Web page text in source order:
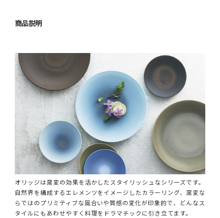
商品説明
オリッジは窯変の効果を活かしたスタイリッシュなシリーズです。
自然界を構成するエレメンツをイメージしたカラーリング、窯変な
らではのプリミティブな風合いや質感の変化が印象的で、どんなス
タイルにもあわせやすく料理をドラマチックに引き立てます。